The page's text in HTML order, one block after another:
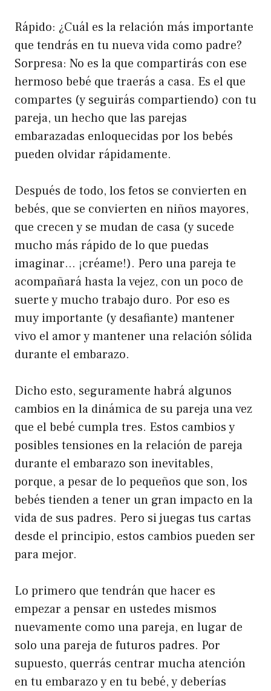
Rápido: ¿Cuál es la relación más importante
que tendrás en tu nueva vida como padre?
Sorpresa: No es la que compartirás con ese
hermoso bebé que traerás a casa. Es el que
compartes (y seguirás compartiendo) con tu
pareja, un hecho que las parejas
embarazadas enloquecidas por los bebés
pueden olvidar rápidamente.
Después de todo, los fetos se convierten en
bebés, que se convierten en niños mayores,
que crecen y se mudan de casa (y sucede
mucho más rápido de lo que puedas
imaginar… ¡créame!). Pero una pareja te
acompañará hasta la vejez, con un poco de
suerte y mucho trabajo duro. Por eso es
muy importante (y desafiante) mantener
vivo el amor y mantener una relación sólida
durante el embarazo.
Dicho esto, seguramente habrá algunos
cambios en la dinámica de su pareja una vez
que el bebé cumpla tres. Estos cambios y
posibles tensiones en la relación de pareja
durante el embarazo son inevitables,
porque, a pesar de lo pequeños que son, los
bebés tienden a tener un gran impacto en la
vida de sus padres. Pero si juegas tus cartas
desde el principio, estos cambios pueden ser
para mejor.
Lo primero que tendrán que hacer es
empezar a pensar en ustedes mismos
nuevamente como una pareja, en lugar de
solo una pareja de futuros padres. Por
supuesto, querrás centrar mucha atención
en tu embarazo y en tu bebé, y deberías